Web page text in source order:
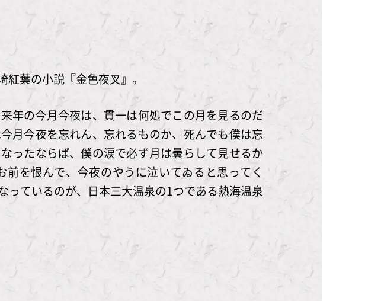
葉の小説『金色夜叉』。
年の今月今夜は、貫一は何処でこの月を見るのだ
今夜を忘れん、忘れるものか、死んでも僕は忘
ったならば、僕の涙で必ず月は曇らして見せるか
を恨んで、今夜のやうに泣いてゐると思ってく
ているのが、日本三大温泉の1つである熱海温泉